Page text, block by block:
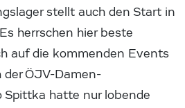
stellt auch den Start in
herrschen hier beste
auf die kommenden Events
der ÖJV-Damen-
Spittka hatte nur lobende